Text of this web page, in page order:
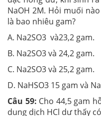
NaOH 2M. Hỏi muối
là bao nhiêu gam?
A. Na2SO3 và23,2 gam.
B. Na2SO3 và 24,2 gam.
C. Na2SO3 và 25,2
D. NaHSO3 15 gam và
Câu 59: Cho 44,5 gam
dung dịch HCl dư thấy